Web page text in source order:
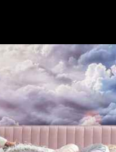
Class